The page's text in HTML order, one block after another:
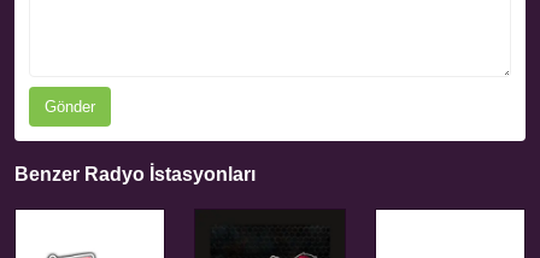
Gönder
Benzer Radyo İstasyonları